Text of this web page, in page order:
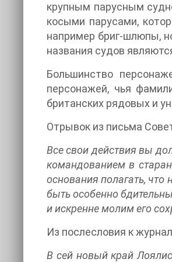
крупным парусным
косыми парусами,
например бриг-шлюпы,
названия судов
Большинство
персонажей, чья
британских рядовых и
Отрывок из письма
Все свои действия вы
командованием в
основания полагать,
быть особенно
и искренне молим его
Из послесловия к
В сей новый край